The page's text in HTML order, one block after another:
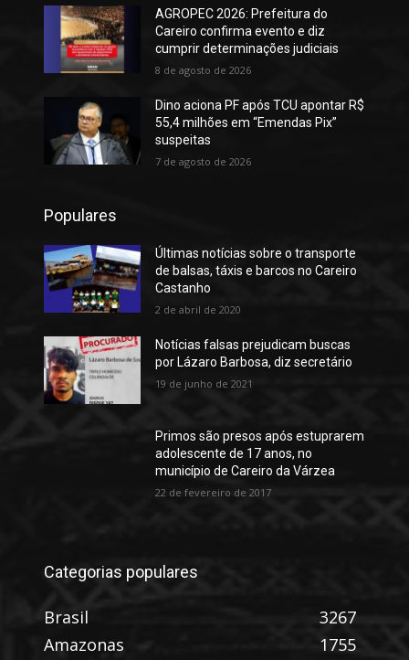
AGROPEC 2026: Prefeitura do
Careiro confirma evento e diz
cumprir determinações judiciais
8 de agosto de 2026
Dino aciona PF após TCU apontar R$
55,4 milhões em “Emendas Pix”
suspeitas
7 de agosto de 2026
Populares
Últimas notícias sobre o transporte
de balsas, táxis e barcos no Careiro
Castanho
2 de abril de 2020
Notícias falsas prejudicam buscas
por Lázaro Barbosa, diz secretário
19 de junho de 2021
Primos são presos após estuprarem
adolescente de 17 anos, no
município de Careiro da Várzea
22 de fevereiro de 2017
Categorias populares
Brasil
3267
Amazonas
1755